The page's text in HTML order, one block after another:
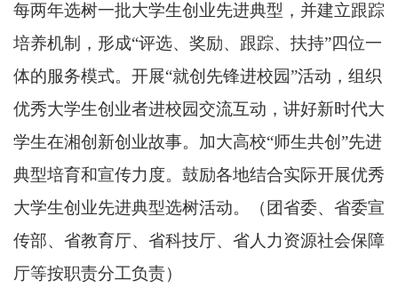
每两年选树一批大学生创业先进典型，并建立跟踪
培养机制，形成“评选、奖励、跟踪、扶持”四位一
体的服务模式。开展“就创先锋进校园”活动，组织
优秀大学生创业者进校园交流互动，讲好新时代大
学生在湘创新创业故事。加大高校“师生共创”先进
典型培育和宣传力度。鼓励各地结合实际开展优秀
大学生创业先进典型选树活动。（团省委、省委宣
传部、省教育厅、省科技厅、省人力资源社会保障
厅等按职责分工负责）